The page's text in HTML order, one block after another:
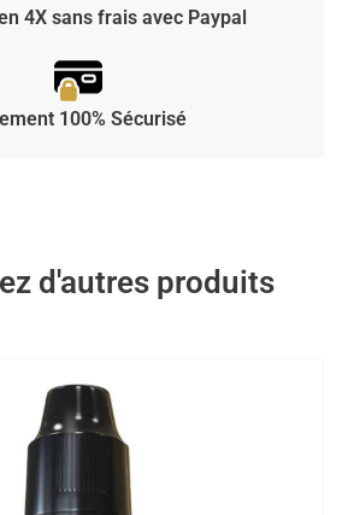
4X sans frais avec Paypal
100% Sécurisé
d'autres produits